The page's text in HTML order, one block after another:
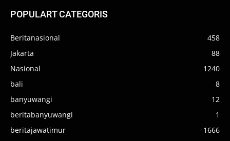
POPULART CATEGORIS
Beritanasional
458
Jakarta
88
Nasional
1240
bali
8
banyuwangi
12
beritabanyuwangi
1
beritajawatimur
1666